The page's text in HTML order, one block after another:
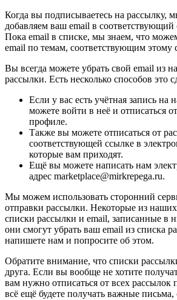
Когда вы подписываетесь на
добавляем ваш email в соответствующий
Пока email в списке, мы знаем, что
email по темам, соответствующим этому
Вы всегда можете убрать свой email из
рассылки. Есть несколько способов это
Если у вас есть учётная запись на
можете войти в неё и отписаться
профиле.
Также вы можете отписаться от
соответствующей ссылке в
которые вам приходят.
Ещё вы можете написать нам
адрес marketplace@mirkrepega.ru.
Мы можем использовать сторонний
отправки рассылки. Некоторые из
списки рассылки и email, записанные в
они смогут убрать ваш email из списка
напишете нам и попросите об этом.
Обратите внимание, что списки
друга. Если вы вообще не хотите
вам нужно отписаться от всех рассылок
всё ещё будете получать важные